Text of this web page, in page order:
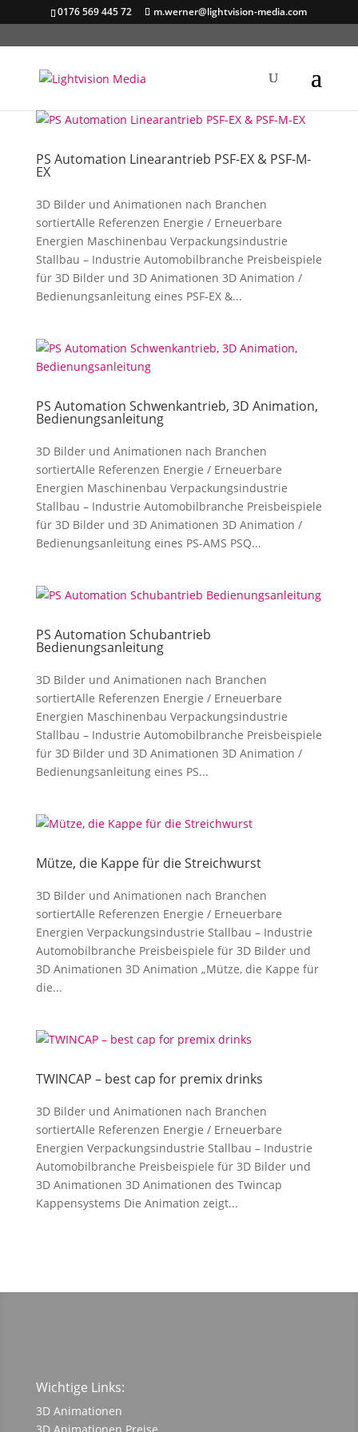
0176 569 445 72 m.werner@lightvision-media.com
PS Automation Linearantrieb PSF-EX & PSF-M-
EX
3D Bilder und Animationen nach Branchen
sortiertAlle Referenzen Energie / Erneuerbare
Energien Maschinenbau Verpackungsindustrie
Stallbau – Industrie Automobilbranche Preisbeispiele
für 3D Bilder und 3D Animationen 3D Animation /
Bedienungsanleitung eines PSF-EX &...
PS Automation Schwenkantrieb, 3D Animation,
Bedienungsanleitung
3D Bilder und Animationen nach Branchen
sortiertAlle Referenzen Energie / Erneuerbare
Energien Maschinenbau Verpackungsindustrie
Stallbau – Industrie Automobilbranche Preisbeispiele
für 3D Bilder und 3D Animationen 3D Animation /
Bedienungsanleitung eines PS-AMS PSQ...
PS Automation Schubantrieb
Bedienungsanleitung
3D Bilder und Animationen nach Branchen
sortiertAlle Referenzen Energie / Erneuerbare
Energien Maschinenbau Verpackungsindustrie
Stallbau – Industrie Automobilbranche Preisbeispiele
für 3D Bilder und 3D Animationen 3D Animation /
Bedienungsanleitung eines PS...
Mütze, die Kappe für die Streichwurst
3D Bilder und Animationen nach Branchen
sortiertAlle Referenzen Energie / Erneuerbare
Energien Verpackungsindustrie Stallbau – Industrie
Automobilbranche Preisbeispiele für 3D Bilder und
3D Animationen 3D Animation „Mütze, die Kappe für
die...
TWINCAP – best cap for premix drinks
3D Bilder und Animationen nach Branchen
sortiertAlle Referenzen Energie / Erneuerbare
Energien Verpackungsindustrie Stallbau – Industrie
Automobilbranche Preisbeispiele für 3D Bilder und
3D Animationen 3D Animationen des Twincap
Kappensystems Die Animation zeigt...
Wichtige Links:
3D Animationen